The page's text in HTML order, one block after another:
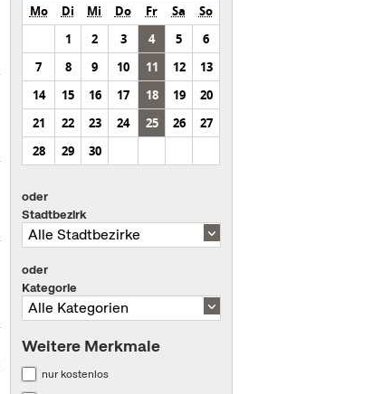
Mo Di Mi Do Fr Sa
So
1
2 3 4 5
6
7
8 9 10 11 12
13
14
15 16 17 18 19
20
21
22 23 24 25 26
27
28
29 30
oder
Stadtbezirk
oder
Kategorie
Weitere Merkmale
nur kostenlos